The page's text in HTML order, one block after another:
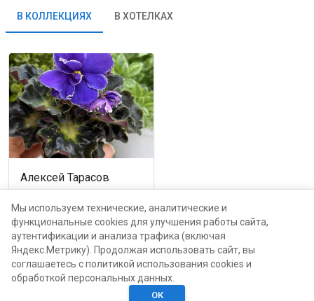
В КОЛЛЕКЦИЯХ В ХОТЕЛКАХ
Алексей Тарасов
Москва, проспект Мира,
116Б
каталог
Мы используем технические, аналитические и
функциональные cookies для улучшения работы сайта,
аутентификации и анализа трафика (включая
Яндекс.Метрику). Продолжая использовать сайт, вы
соглашаетесь с политикой использования cookies и
обработкой персональных данных.
ОК